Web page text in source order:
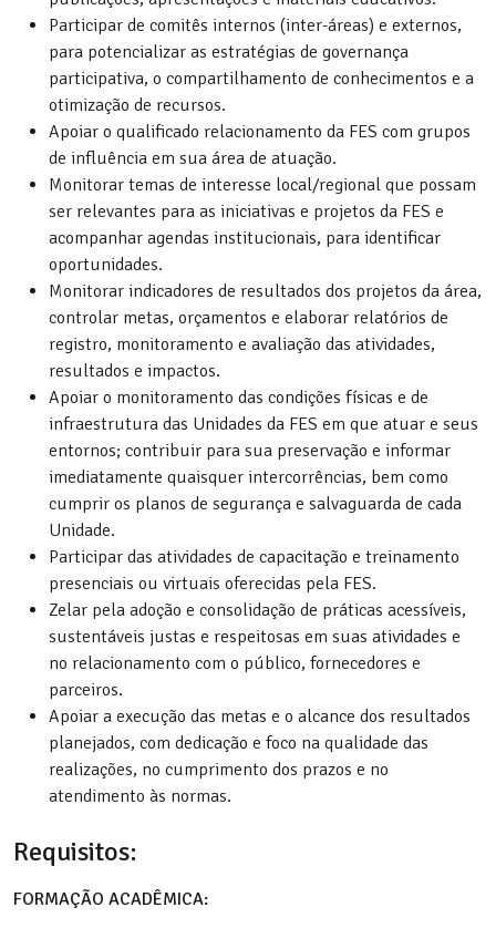
Participar de comitês internos (inter-áreas) e externos,
para potencializar as estratégias de governança
participativa, o compartilhamento de conhecimentos e a
otimização de recursos.
Apoiar o qualificado relacionamento da FES com grupos
de influência em sua área de atuação.
Monitorar temas de interesse local/regional que possam
ser relevantes para as iniciativas e projetos da FES e
acompanhar agendas institucionais, para identificar
oportunidades.
Monitorar indicadores de resultados dos projetos da área,
controlar metas, orçamentos e elaborar relatórios de
registro, monitoramento e avaliação das atividades,
resultados e impactos.
Apoiar o monitoramento das condições físicas e de
infraestrutura das Unidades da FES em que atuar e seus
entornos; contribuir para sua preservação e informar
imediatamente quaisquer intercorrências, bem como
cumprir os planos de segurança e salvaguarda de cada
Unidade.
Participar das atividades de capacitação e treinamento
presenciais ou virtuais oferecidas pela FES.
Zelar pela adoção e consolidação de práticas acessíveis,
sustentáveis justas e respeitosas em suas atividades e
no relacionamento com o público, fornecedores e
parceiros.
Apoiar a execução das metas e o alcance dos resultados
planejados, com dedicação e foco na qualidade das
realizações, no cumprimento dos prazos e no
atendimento às normas.
Requisitos:
FORMAÇÃO ACADÊMICA: